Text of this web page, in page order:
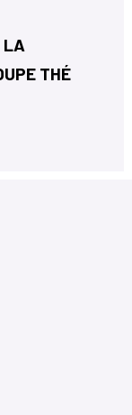
LA
THÉ